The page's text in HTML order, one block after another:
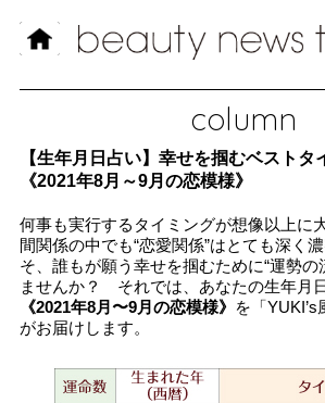
column
【生年月日占い】幸せを掴むベストタ
《2021年8月～9月の恋模様》
何事も実行するタイミングが想像以上に
間関係の中でも“恋愛関係”はとても深く
そ、誰もが願う幸せを掴むために“運勢の
ませんか？ それでは、あなたの生年月
《2021年8月〜9月の恋模様》 を「
がお届けします。